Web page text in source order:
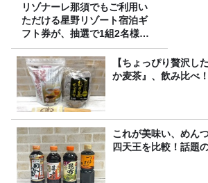
リゾナーレ那須でもご利用い
ただける星野リゾート宿泊ギ
フト券が、抽選で1組2名様に
プレゼント！
【ちょっぴり贅沢し
か麦茶』、飲み比べ！
これが美味い、めん
四天王を比較！話題